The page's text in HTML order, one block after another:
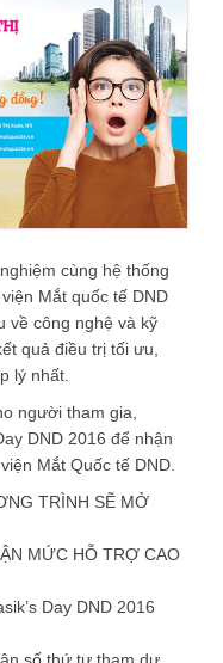
cùng hệ thống
Mắt quốc tế DND
về công nghệ và kỹ
quả điều trị tối ưu,
lý nhất.
người tham gia,
DND 2016 để nhận
Mắt Quốc tế DND.
TRÌNH SẼ MỞ
MỨC HỖ TRỢ CAO
Day DND 2016